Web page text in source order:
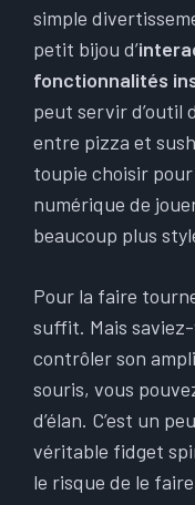
simple
petit bijou d’
fonctionnalités
peut servir d’outil
entre pizza et
toupie choisir pour
numérique de
beaucoup plus
Pour la faire
suffit. Mais
contrôler son
souris, vous
d’élan. C’est un
véritable fidget
le risque de le